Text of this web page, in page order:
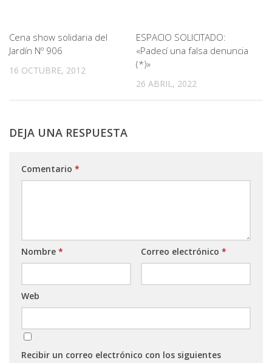
Cena show solidaria del
Jardín Nº 906
16 OCTUBRE, 2012
ESPACIO SOLICITADO:
«Padecí una falsa denuncia
(*)»
26 ABRIL, 2022
DEJA UNA RESPUESTA
Comentario *
Nombre * Correo electrónico *
Web
Recibir un correo electrónico con los siguientes